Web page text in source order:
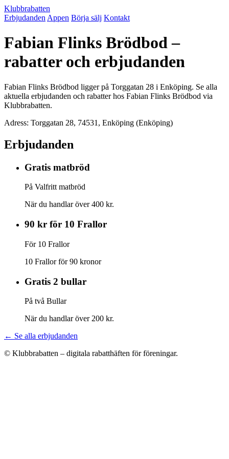
Klubbrabatten
Erbjudanden Appen Börja sälj Kontakt
Fabian Flinks Brödbod –
rabatter och erbjudanden
Fabian Flinks Brödbod ligger på Torggatan 28 i Enköping. Se alla
aktuella erbjudanden och rabatter hos Fabian Flinks Brödbod via
Klubbrabatten.
Adress: Torggatan 28, 74531, Enköping (Enköping)
Erbjudanden
Gratis matbröd
På Valfritt matbröd
När du handlar över 400 kr.
90 kr för 10 Frallor
För 10 Frallor
10 Frallor för 90 kronor
Gratis 2 bullar
På två Bullar
När du handlar över 200 kr.
← Se alla erbjudanden
© Klubbrabatten – digitala rabatthäften för föreningar.